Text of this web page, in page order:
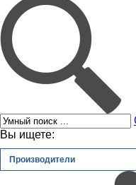
Вы ищете:
Производители